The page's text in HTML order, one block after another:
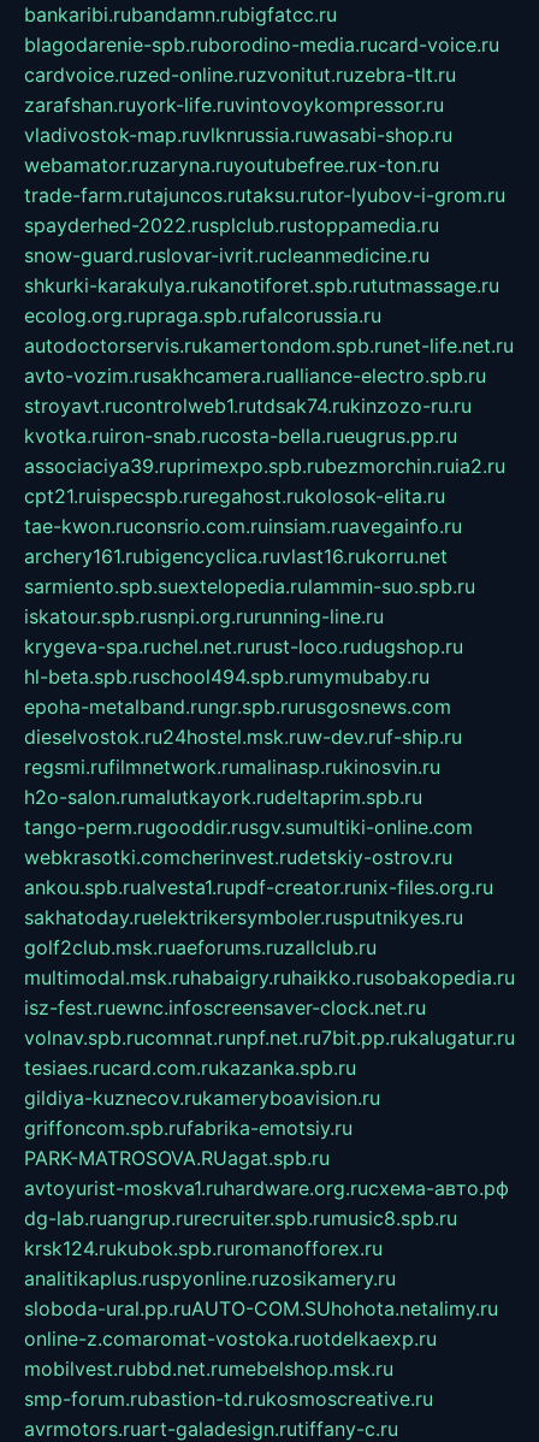
bankaribi.rubandamn.rubigfatcc.ru
blagodarenie-spb.ruborodino-media.rucard-voice.ru
cardvoice.ruzed-online.ruzvonitut.ruzebra-tlt.ru
zarafshan.ruyork-life.ruvintovoykompressor.ru
vladivostok-map.ruvlknrussia.ruwasabi-shop.ru
webamator.ruzaryna.ruyoutubefree.rux-ton.ru
trade-farm.rutajuncos.rutaksu.rutor-lyubov-i-grom.ru
spayderhed-2022.rusplclub.rustoppamedia.ru
snow-guard.ruslovar-ivrit.rucleanmedicine.ru
shkurki-karakulya.rukanotiforet.spb.rututmassage.ru
ecolog.org.rupraga.spb.rufalcorussia.ru
autodoctorservis.rukamertondom.spb.runet-life.net.ru
avto-vozim.rusakhcamera.rualliance-electro.spb.ru
stroyavt.rucontrolweb1.rutdsak74.rukinzozo-ru.ru
kvotka.ruiron-snab.rucosta-bella.rueugrus.pp.ru
associaciya39.ruprimexpo.spb.rubezmorchin.ruia2.ru
cpt21.ruispecspb.ruregahost.rukolosok-elita.ru
tae-kwon.ruconsrio.com.ruinsiam.ruavegainfo.ru
archery161.rubigencyclica.ruvlast16.rukorru.net
sarmiento.spb.suextelopedia.rulammin-suo.spb.ru
iskatour.spb.rusnpi.org.rurunning-line.ru
krygeva-spa.ruchel.net.rurust-loco.rudugshop.ru
hl-beta.spb.ruschool494.spb.rumymubaby.ru
epoha-metalband.rungr.spb.rurusgosnews.com
dieselvostok.ru24hostel.msk.ruw-dev.ruf-ship.ru
regsmi.rufilmnetwork.rumalinasp.rukinosvin.ru
h2o-salon.rumalutkayork.rudeltaprim.spb.ru
tango-perm.rugooddir.rusgv.sumultiki-online.com
webkrasotki.comcherinvest.rudetskiy-ostrov.ru
ankou.spb.rualvesta1.rupdf-creator.runix-files.org.ru
sakhatoday.ruelektrikersymboler.rusputnikyes.ru
golf2club.msk.ruaeforums.ruzallclub.ru
multimodal.msk.ruhabaigry.ruhaikko.rusobakopedia.ru
isz-fest.ruewnc.infoscreensaver-clock.net.ru
volnav.spb.rucomnat.runpf.net.ru7bit.pp.rukalugatur.ru
tesiaes.rucard.com.rukazanka.spb.ru
gildiya-kuznecov.rukameryboavision.ru
griffoncom.spb.rufabrika-emotsiy.ru
PARK-MATROSOVA.RUagat.spb.ru
avtoyurist-moskva1.ruhardware.org.ruсхема-авто.рф
dg-lab.ruangrup.rurecruiter.spb.rumusic8.spb.ru
krsk124.rukubok.spb.ruromanofforex.ru
analitikaplus.ruspyonline.ruzosikamery.ru
sloboda-ural.pp.ruAUTO-COM.SUhohota.netalimy.ru
online-z.comaromat-vostoka.ruotdelkaexp.ru
mobilvest.rubbd.net.rumebelshop.msk.ru
smp-forum.rubastion-td.rukosmoscreative.ru
avrmotors.ruart-galadesign.rutiffany-c.ru